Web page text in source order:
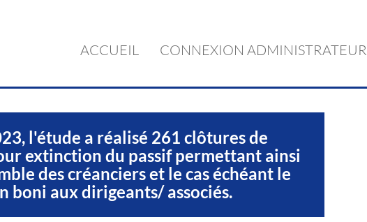
ACCUEIL CONNEXION ADMINISTRATEUR
l'étude a réalisé 261 clôtures de
extinction du passif permettant ainsi
des créanciers et le cas échéant le
boni aux dirigeants/ associés.